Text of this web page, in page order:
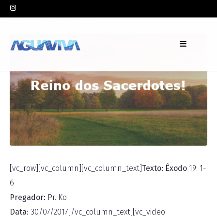
InPr. Ko Leave a comment
[vc_row][vc_column][vc_column_text] Texto: Êxodo 19: 1-
6
Pregador: Pr. Ko
Data: 30/07/2017[/vc_column_text][vc_video